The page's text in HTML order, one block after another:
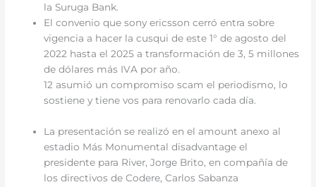
la Suruga Bank.
El convenio que sony ericsson cerró entra sobre
vigencia a hacer la cusqui de este 1° de agosto del
2022 hasta el 2025 a transformación de 3, 5 millones
de dólares más IVA por año.
12 asumió un compromiso scam el periodismo, lo
sostiene y tiene vos para renovarlo cada día.
La presentación se realizó en el amount anexo al
estadio Más Monumental disadvantage el
presidente para River, Jorge Brito, en compañía de
los directivos de Codere, Carlos Sabanza